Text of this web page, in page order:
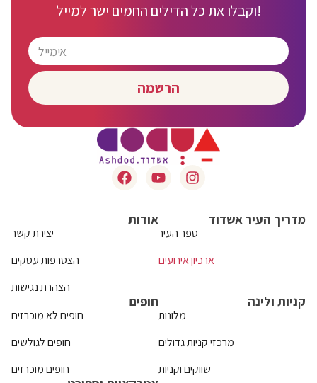
וקבלו את כל הדילים החמים ישר למייל!
הרשמה
אודות
יצירת קשר
הצטרפות עסקים
הצהרת נגישות
מדריך העיר אשדוד
ספר העיר
ארכיון אירועים
חופים
חופים לא מוכרזים
חופים לגולשים
חופים מוכרזים
קניות ולינה
מלונות
מרכזי קניות גדולים
שווקים וקניות